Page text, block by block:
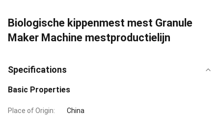
Biologische kippenmest mest Granule
Maker Machine mestproductielijn
Specifications
Basic Properties
Place of Origin: China